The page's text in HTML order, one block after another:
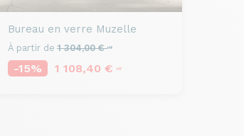
Bureau en verre Muzelle
À partir de 1 304,00 €HT
-15% 1 108,40 € HT